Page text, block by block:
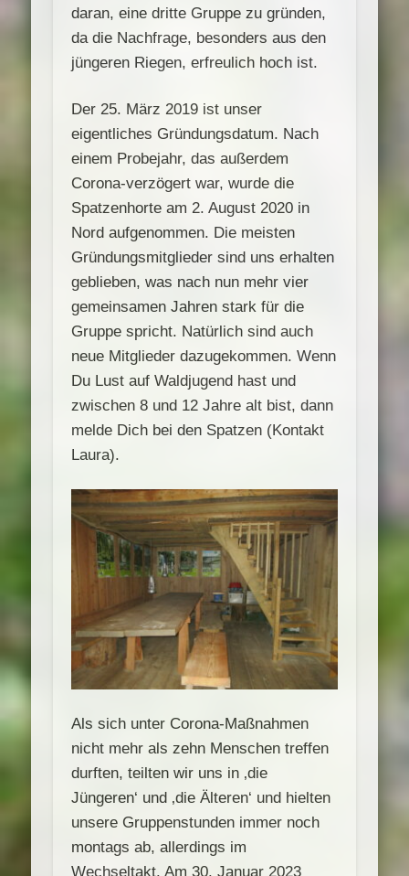
daran, eine dritte Gruppe zu gründen,
da die Nachfrage, besonders aus den
jüngeren Riegen, erfreulich hoch ist.
Der 25. März 2019 ist unser
eigentliches Gründungsdatum. Nach
einem Probejahr, das außerdem
Corona-verzögert war, wurde die
Spatzenhorte am 2. August 2020 in
Nord aufgenommen. Die meisten
Gründungsmitglieder sind uns erhalten
geblieben, was nach nun mehr vier
gemeinsamen Jahren stark für die
Gruppe spricht. Natürlich sind auch
neue Mitglieder dazugekommen. Wenn
Du Lust auf Waldjugend hast und
zwischen 8 und 12 Jahre alt bist, dann
melde Dich bei den Spatzen (Kontakt
Laura).
Als sich unter Corona-Maßnahmen
nicht mehr als zehn Menschen treffen
durften, teilten wir uns in ‚die
Jüngeren‘ und ‚die Älteren‘ und hielten
unsere Gruppenstunden immer noch
montags ab, allerdings im
Wechseltakt. Am 30. Januar 2023